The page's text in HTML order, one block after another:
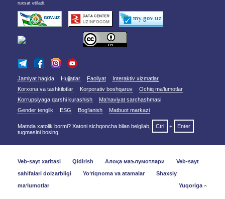
ruxsat etiladi.
Jamiyat haqida Hujjatlar Faoliyat
Interaktiv xizmatlar
Korxona va tashkilotlar
Korporativ boshqaruv
Ochiq ma'lumotlar
Korrupsiyaga qarshi kurashish
Ma'naviyat sarchashmasi
Gender tenglik
ESG Bog‘lanish Matbuot markazi
Matnda xatolik bormi? Xatoni sichqoncha bilan belgilab, Ctrl +
Enter
tugmasini bosing.
Veb-sayt xaritasi Qidirish Алоқа маълумотлари
Veb-sayt
sahifalari dolzarbligi
Yo‘riqnoma va atamalar
Shaxsiy
maʼlumotlar
Yuqoriga